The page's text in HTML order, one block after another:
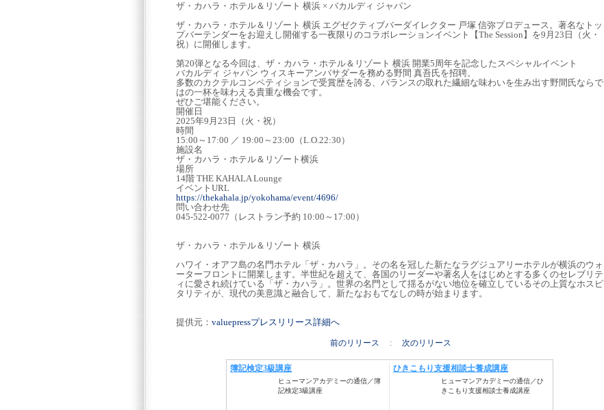
ザ・カハラ・ホテル＆リゾート 横浜 × バカルディ ジャパン
ザ・カハラ・ホテル＆リゾート 横浜 エグゼクティブバーダイレクター 戸塚 信弥プロデュース。著名なトッ
プバーテンダーをお迎えし開催する一夜限りのコラボレーションイベント【The Session】を9月23日（火・
祝）に開催します。
第20弾となる今回は、ザ・カハラ・ホテル＆リゾート 横浜 開業5周年を記念したスペシャルイベント
バカルディ ジャパン ウィスキーアンバサダーを務める野間 真吾氏を招聘。
多数のカクテルコンペティションで受賞歴を誇る、バランスの取れた繊細な味わいを生み出す野間氏ならで
はの一杯を味わえる貴重な機会です。
ぜひご堪能ください。
開催日
2025年9月23日（火・祝）
時間
15:00～17:00 ／ 19:00～23:00（L.O.22:30）
施設名
ザ・カハラ・ホテル＆リゾート横浜
場所
14階 THE KAHALA Lounge
イベントURL
https://thekahala.jp/yokohama/event/4696/
問い合わせ先
045-522-0077（レストラン予約 10:00～17:00）
ザ・カハラ・ホテル＆リゾート 横浜
ハワイ・オアフ島の名門ホテル「ザ・カハラ」。その名を冠した新たなラグジュアリーホテルが横浜のウォ
ーターフロントに開業します。半世紀を超えて、各国のリーダーや著名人をはじめとする多くのセレブリテ
ィに愛され続けている「ザ・カハラ」。世界の名門として揺るがない地位を確立しているその上質なホスピ
タリティが、現代の美意識と融合して、新たなおもてなしの時が始まります。
提供元： valuepressプレスリリース詳細へ
前のリリース : 次のリリース